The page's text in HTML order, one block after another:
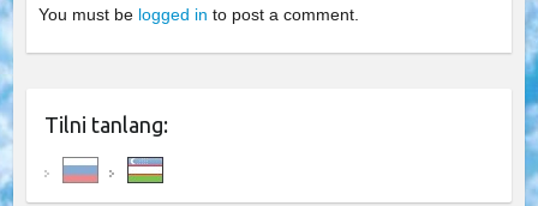
You must be logged in to post a comment.
Tilni tanlang: